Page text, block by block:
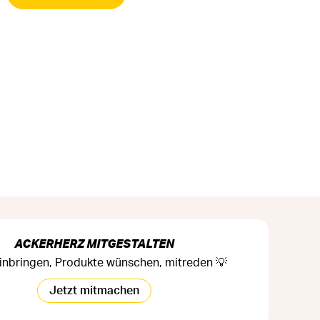
ACKERHERZ MITGESTALTEN
Produkte wünschen, mitreden 💡
Jetzt mitmachen